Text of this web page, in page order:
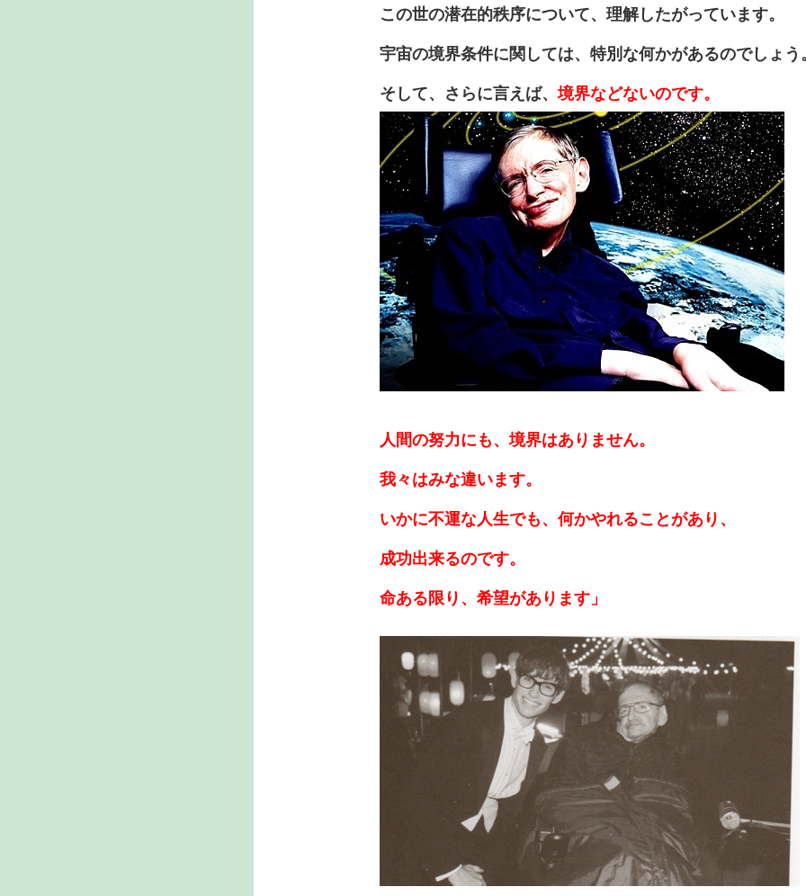
この世の潜在的秩序について、理解したがっています。
宇宙の境界条件に関しては、特別な何かがあるのでしょう
そして、さらに言えば、境界などないのです。
人間の努力にも、境界はありません。
我々はみな違います。
いかに不運な人生でも、何かやれることがあり、
成功出来るのです。
命ある限り、希望があります」